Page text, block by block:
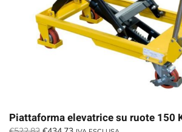
Piattaforma elevatrice su ruote 150